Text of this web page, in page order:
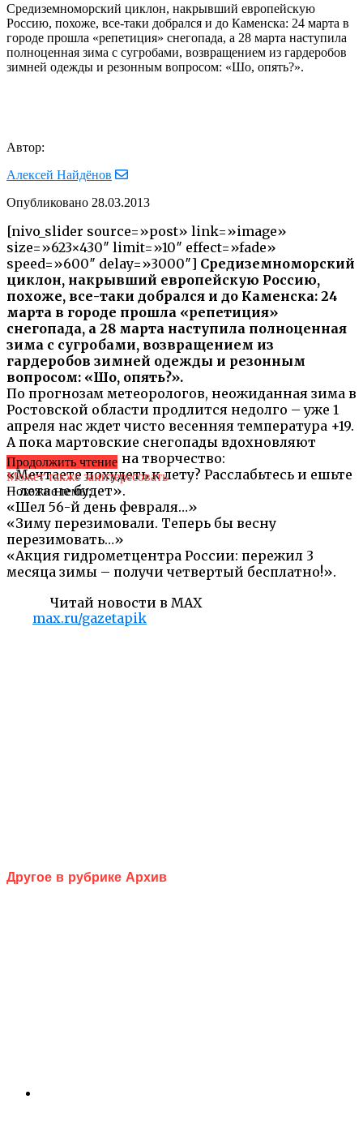
Средиземноморский циклон, накрывший европейскую
Россию, похоже, все-таки добрался и до Каменска: 24 марта в
городе прошла «репетиция» снегопада, а 28 марта наступила
полноценная зима с сугробами, возвращением из гардеробов
зимней одежды и резонным вопросом: «Шо, опять?».
Автор:
Алексей Найдёнов
Опубликовано 28.03.2013
[nivo_slider source=»post» link=»image»
size=»623×430″ limit=»10″ effect=»fade»
speed=»600″ delay=»3000″] Средиземноморский
циклон, накрывший европейскую Россию,
похоже, все-таки добрался и до Каменска: 24
марта в городе прошла «репетиция»
снегопада, а 28 марта наступила полноценная
зима с сугробами, возвращением из
гардеробов зимней одежды и резонным
вопросом: «Шо, опять?».
По прогнозам метеорологов, неожиданная зима в
Ростовской области продлится недолго – уже 1
апреля нас ждет чисто весенняя температура +19.
А пока мартовские снегопады вдохновляют
интернетчиков на творчество:
«Мечтаете похудеть к лету? Расслабьтесь и ешьте
– лета не будет».
«Шел 56-й день февраля…»
«Зиму перезимовали. Теперь бы весну
перезимовать…»
«Акция гидрометцентра России: пережил 3
месяца зимы – получи четвертый бесплатно!».
Читай новости в MAX
max.ru/gazetapik
Продолжить чтение
Может также заинтересовать
Похожие темы:
Другое в рубрике Архив